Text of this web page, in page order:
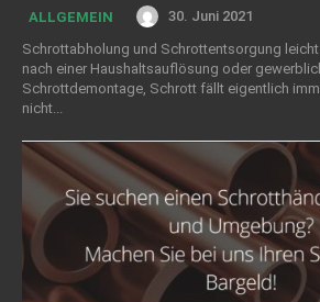
ALLGEMEIN
30. Juni 2021
Schrottabholung und Schrottentsorgung
nach einer Haushaltsauflösung oder
Schrottdemontage, Schrott fällt eigentlich
nicht...